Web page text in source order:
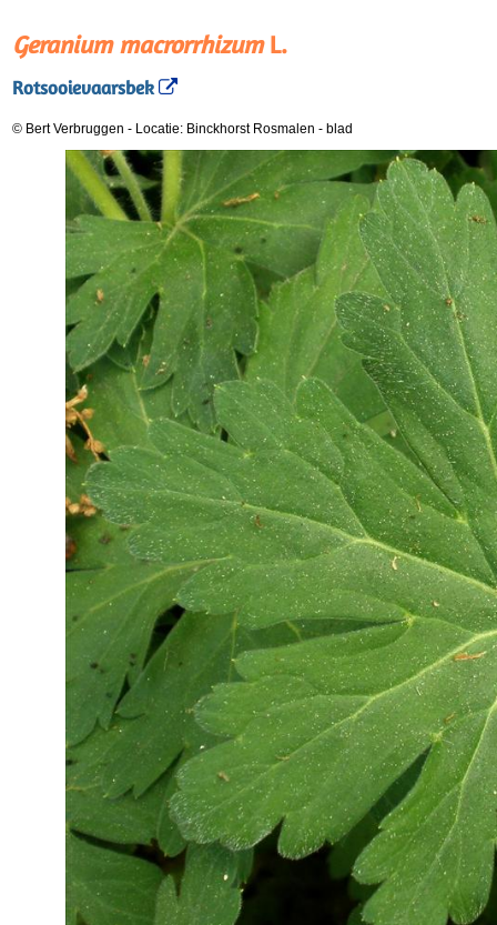
Geranium macrorrhizumL.
Rotsooievaarsbek
© Bert Verbruggen - Locatie: Binckhorst Rosmalen - blad